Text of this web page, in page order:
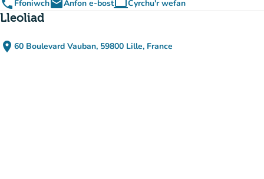
phone FfoniwchemailAnfon e-bostcomputerCyrchu'r wefan
(tab newydd)
Lleoliad
place 60 Boulevard Vauban, 59800 Lille, France
(agor yn Google Maps)
(tab newydd)